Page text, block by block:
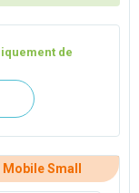
de
Small